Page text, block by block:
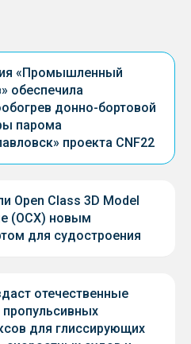
«Промышленный
обеспечила
донно-бортовой
парома
проекта CNF22
Open Class 3D Model
(OCX) новым
для судостроения
отечественные
пропульсивных
для глиссирующих